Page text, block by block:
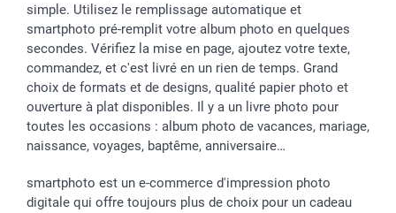
simple. Utilisez le remplissage automatique et
smartphoto pré-remplit votre album photo en quelques
secondes. Vérifiez la mise en page, ajoutez votre texte,
commandez, et c'est livré en un rien de temps. Grand
choix de formats et de designs, qualité papier photo et
ouverture à plat disponibles. Il y a un livre photo pour
toutes les occasions : album photo de vacances, mariage,
naissance, voyages, baptême, anniversaire…
smartphoto est un e-commerce d'impression photo
digitale qui offre toujours plus de choix pour un cadeau